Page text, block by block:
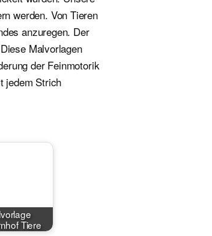
werden. Von Tieren
anzuregen. Der
Malvorlagen
der Feinmotorik
jedem Strich
Tiere